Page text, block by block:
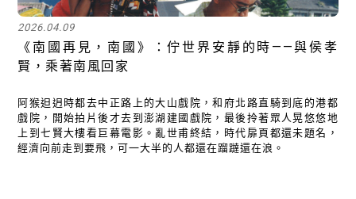
2026.04.09
《南國再見，南國》：佇世界安靜的時——與侯孝
賢，乘著南風回家
阿猴𨑨迌時都去中正路上的大山戲院，和府北路直騎到底的港都
戲院，開始拍片後才去到澎湖建國戲院，最後拎著眾人晃悠悠地
上到七賢大樓看巨幕電影。亂世甫終結，時代扉頁都還未題名，
經濟向前走到要飛，可一大半的人都還在蹓躂還在浪。